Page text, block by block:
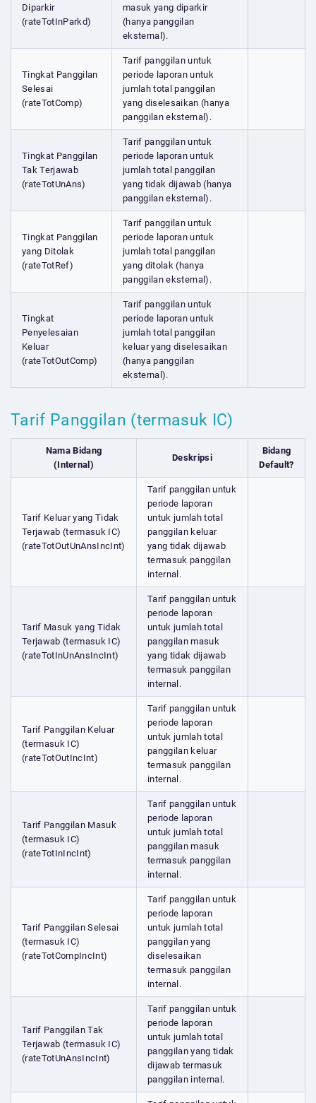
Diparkir
(rateTotInParkd)
masuk yang diparkir
(hanya panggilan
eksternal).
Tingkat Panggilan
Selesai
(rateTotComp)
Tarif panggilan untuk
periode laporan untuk
jumlah total panggilan
yang diselesaikan (hanya
panggilan eksternal).
Tingkat Panggilan
Tak Terjawab
(rateTotUnAns)
Tarif panggilan untuk
periode laporan untuk
jumlah total panggilan
yang tidak dijawab (hanya
panggilan eksternal).
Tingkat Panggilan
yang Ditolak
(rateTotRef)
Tarif panggilan untuk
periode laporan untuk
jumlah total panggilan
yang ditolak (hanya
panggilan eksternal).
Tingkat
Penyelesaian
Keluar
(rateTotOutComp)
Tarif panggilan untuk
periode laporan untuk
jumlah total panggilan
keluar yang diselesaikan
(hanya panggilan
eksternal).
Tarif Panggilan (termasuk IC)
Nama Bidang
(Internal)
Deskripsi
Bidang
Default?
Tarif Keluar yang Tidak
Terjawab (termasuk IC)
(rateTotOutUnAnsIncInt)
Tarif panggilan untuk
periode laporan
untuk jumlah total
panggilan keluar
yang tidak dijawab
termasuk panggilan
internal.
Tarif Masuk yang Tidak
Terjawab (termasuk IC)
(rateTotInUnAnsIncInt)
Tarif panggilan untuk
periode laporan
untuk jumlah total
panggilan masuk
yang tidak dijawab
termasuk panggilan
internal.
Tarif Panggilan Keluar
(termasuk IC)
(rateTotOutIncInt)
Tarif panggilan untuk
periode laporan
untuk jumlah total
panggilan keluar
termasuk panggilan
internal.
Tarif Panggilan Masuk
(termasuk IC)
(rateTotInIncInt)
Tarif panggilan untuk
periode laporan
untuk jumlah total
panggilan masuk
termasuk panggilan
internal.
Tarif Panggilan Selesai
(termasuk IC)
(rateTotCompIncInt)
Tarif panggilan untuk
periode laporan
untuk jumlah total
panggilan yang
diselesaikan
termasuk panggilan
internal.
Tarif Panggilan Tak
Terjawab (termasuk IC)
(rateTotUnAnsIncInt)
Tarif panggilan untuk
periode laporan
untuk jumlah total
panggilan yang tidak
dijawab termasuk
panggilan internal.